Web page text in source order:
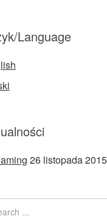
Language
26 listopada 2015